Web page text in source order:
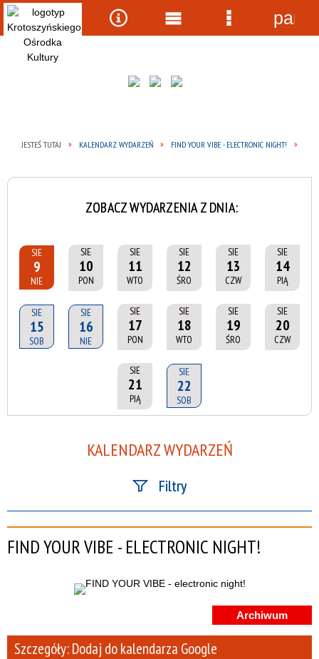
JESTEŚ TUTAJ KALENDARZ WYDARZEŃ FIND YOUR VIBE - ELECTRONIC NIGHT!
ZOBACZ WYDARZENIA Z DNIA:
SIE
9
NIE
SIE
10
PON
SIE
11
WTO
SIE
12
ŚRO
SIE
13
CZW
SIE
14
PIĄ
SIE
15
SOB
SIE
16
NIE
SIE
17
PON
SIE
18
WTO
SIE
19
ŚRO
SIE
20
CZW
SIE
21
PIĄ
SIE
22
SOB
KALENDARZ WYDARZEŃ
Filtry
Szukana fraza
Kategoria
Miejsce
FIND YOUR VIBE - ELECTRONIC NIGHT!
Archiwum
Szczegóły:Dodaj do kalendarza Google
Wyszukiwarka
Narzędzia
Menu Menu
panel